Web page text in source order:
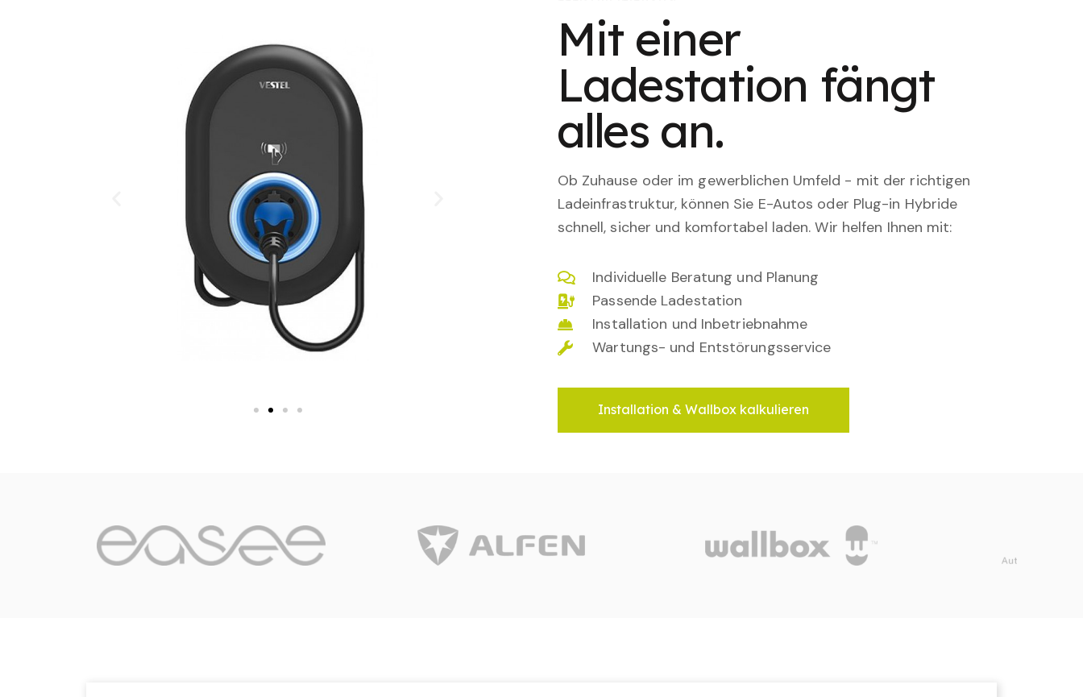
Mit einer
Ladestation fängt
alles an.
Ob Zuhause oder im gewerblichen Umfeld - mit der richtigen
Ladeinfrastruktur, können Sie E-Autos oder Plug-in Hybride
schnell, sicher und komfortabel laden. Wir helfen Ihnen mit:
Individuelle Beratung und Planung
Passende Ladestation
Installation und Inbetriebnahme
Wartungs- und Entstörungsservice
Installation & Wallbox kalkulieren